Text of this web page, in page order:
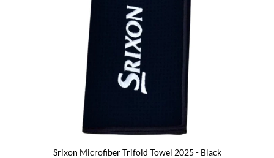
Srixon Microfiber Trifold Towel 2025 - Black